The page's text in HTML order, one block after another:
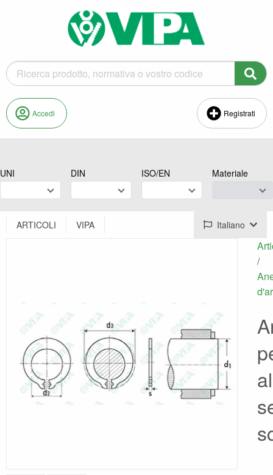
Accedi Registrati
UNI DIN ISO/EN Materiale
ARTICOLI VIPA Italiano
/